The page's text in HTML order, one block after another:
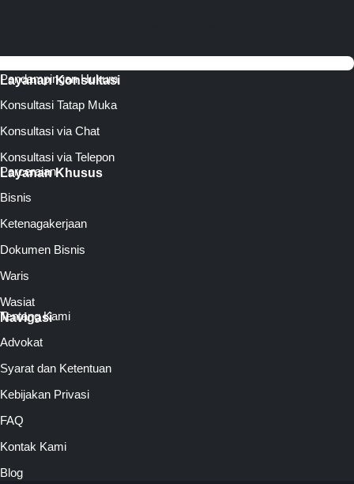
Layanan Konsultasi
Pendampingan Hukum
Konsultasi Tatap Muka
Konsultasi via Chat
Konsultasi via Telepon
Layanan Khusus
Perceraian
Bisnis
Ketenagakerjaan
Dokumen Bisnis
Waris
Wasiat
Navigasi
Tentang Kami
Advokat
Syarat dan Ketentuan
Kebijakan Privasi
FAQ
Kontak Kami
Blog